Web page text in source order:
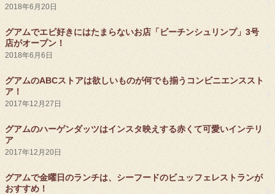
2018年6月20日
グアムでエビ好きにはたまらないお店「ビーチンシュリンプ」3号
店がオープン！
2018年6月6日
グアムのABCストアは欲しいものが何でも揃うコンビニエンススト
ア！
2017年12月27日
グアムのハーゲンダッツはインスタ映えする赤くて可愛いインテリ
ア
2017年12月20日
グアムで金曜日のランチは、シーフードのビュッフェレストランが
おすすめ！